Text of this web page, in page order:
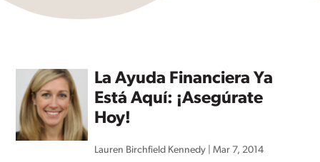
La Ayuda Financiera Ya
Está Aquí: ¡Asegúrate
Hoy!
Lauren Birchfield Kennedy |Mar 7, 2014